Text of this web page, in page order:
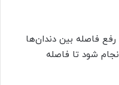
رفع فاصله بین دندان‌ها
شود تا فاصله